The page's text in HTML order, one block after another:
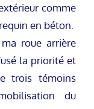
comme
en béton.
roue arrière
la priorité et
trois témoins
du